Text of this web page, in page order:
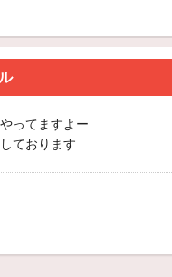
ってますよー
ております